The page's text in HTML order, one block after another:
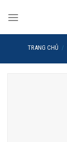
TRANG CHỦ /